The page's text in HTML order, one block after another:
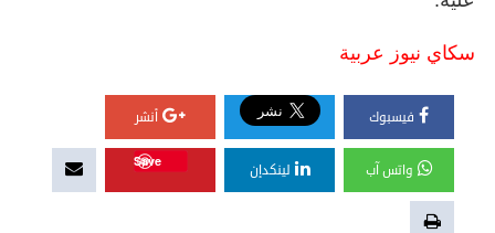
سكاي نيوز عربية
فيسبوك أنشر
واتس آب لينكدإن
Save